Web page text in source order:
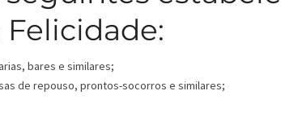
bares e similares;
de repouso, prontos-socorros e similares;